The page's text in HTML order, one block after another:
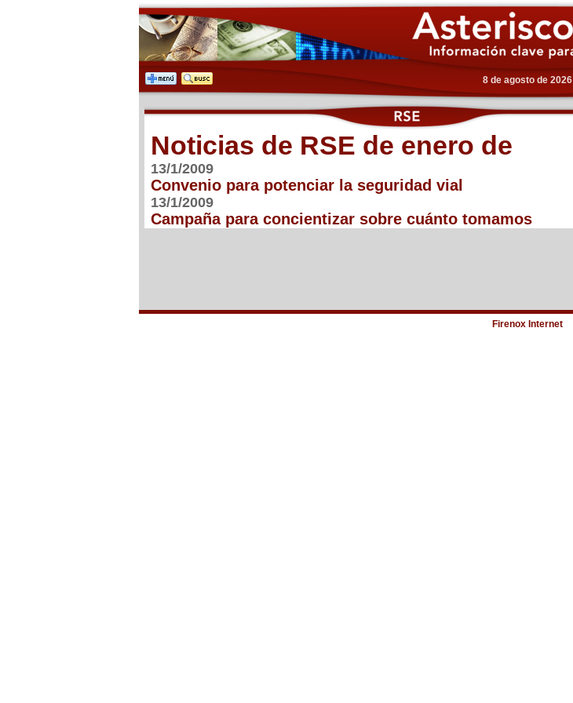
8 de agosto de 2026
Noticias de RSE de enero de
13/1/2009
Convenio para potenciar la seguridad vial
13/1/2009
Campaña para concientizar sobre cuánto tomamos
Firenox Internet